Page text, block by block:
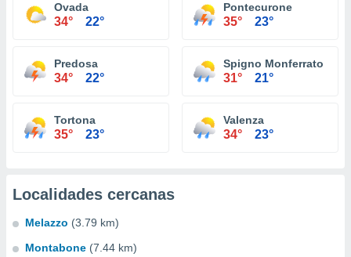
Ovada
34° 22°
Pontecurone
35° 23°
Predosa
34° 22°
Spigno Monferrato
31° 21°
Tortona
35° 23°
Valenza
34° 23°
Localidades cercanas
Melazzo (3.79 km)
Montabone (7.44 km)